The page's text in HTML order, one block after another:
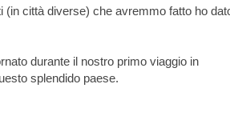
(in città diverse) che avremmo fatto ho
durante il nostro primo viaggio in
splendido paese.